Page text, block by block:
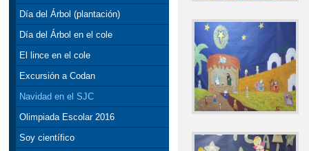
Día del Árbol (plantación)
Día del Árbol en el cole
El lince en el cole
Excursión a Codan
Navidad en el SJC
Olimpiada Escolar 2016
Soy científico